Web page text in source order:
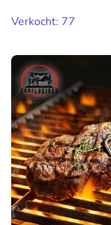
Verkocht: 77